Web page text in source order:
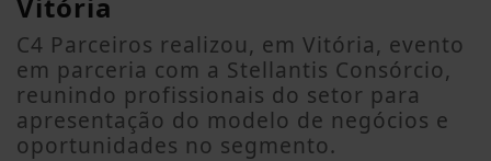
C4 Parceiros realizou, em Vitória, evento
em parceria com a Stellantis Consórcio,
reunindo profissionais do setor para
apresentação do modelo de negócios e
oportunidades no segmento.